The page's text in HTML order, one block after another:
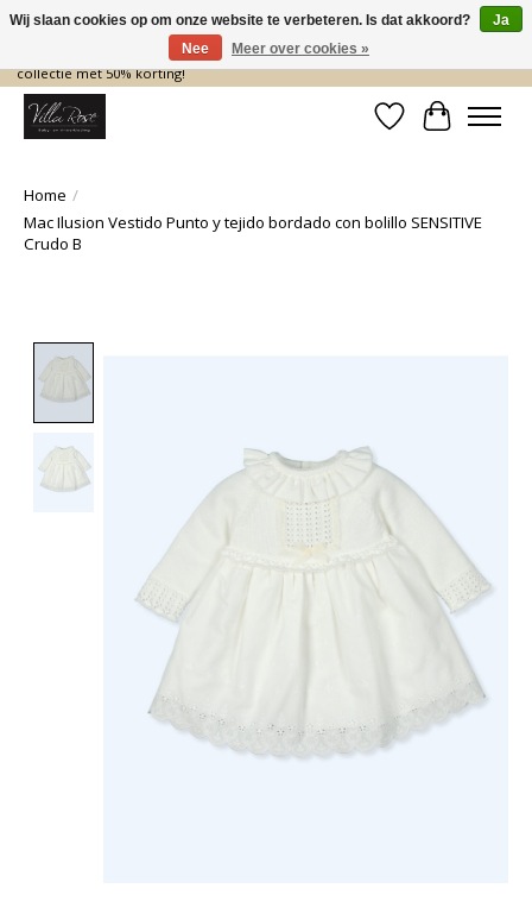
De nieuwe collectie komt eraan… en wij maken ruimte! Shop nu de zomer
collectie met 50% korting!
Verlanglijst
Home /
Mac Ilusion Vestido Punto y tejido bordado con bolillo SENSITIVE
Crudo B
Wij slaan cookies op om onze website te verbeteren. Is dat akkoord?
Ja
Nee
Meer over cookies »